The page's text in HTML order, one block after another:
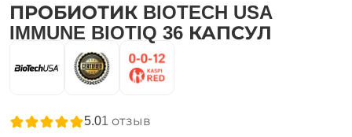
ПРОБИОТИК BIOTECH USA
IMMUNE BIOTIQ 36 КАПСУЛ
5.01 отзыв